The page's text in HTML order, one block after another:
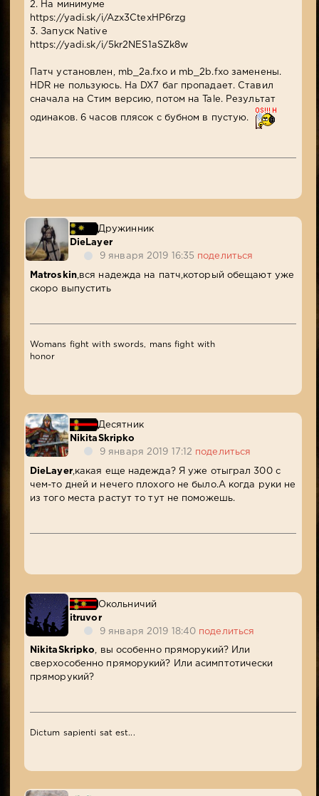
2. На минимуме
https://yadi.sk/i/Azx3CtexHP6rzg
3. Запуск Native
https://yadi.sk/i/5kr2NES1aSZk8w
Патч установлен, mb_2a.fxo и mb_2b.fxo заменены.
HDR не пользуюсь. На DX7 баг пропадает. Ставил
сначала на Стим версию, потом на Tale. Результат
одинаков. 6 часов плясок с бубном в пустую.
Дружинник
DieLayer
9 января 2019 16:35 поделиться
Matroskin,вся надежда на патч,который обещают уже
скоро выпустить
Womans fight with swords, mans fight with
honor
Десятник
NikitaSkripko
9 января 2019 17:12 поделиться
DieLayer,какая еще надежда? Я уже отыграл 300 с
чем-то дней и нечего плохого не было.А когда руки не
из того места растут то тут не поможешь.
Окольничий
itruvor
9 января 2019 18:40 поделиться
NikitaSkripko, вы особенно пряморукий? Или
сверхособенно пряморукий? Или асимптотически
пряморукий?
Dictum sapienti sat est...